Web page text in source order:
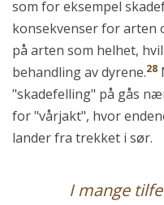
som for eksempel
konsekvenser for arten
på arten som helhet,
behandling av dyrene.28
"skadefelling" på gås
for "vårjakt", hvor
lander fra trekket i sør.
I mange